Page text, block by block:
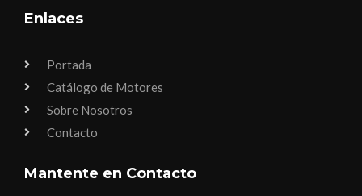
Enlaces
Portada
Catálogo de Motores
Sobre Nosotros
Contacto
Mantente en Contacto